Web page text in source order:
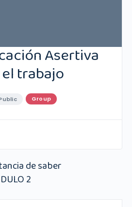
Asertiva
trabajo
Group
de saber
2